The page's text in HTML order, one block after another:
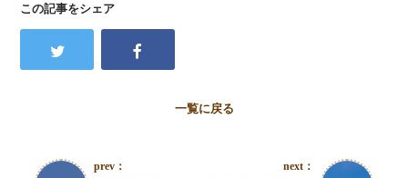
この記事をシェア
一覧に戻る
prev：
next：